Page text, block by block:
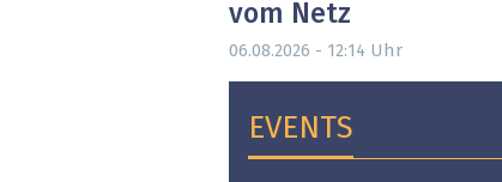
vom Netz
06.08.2026 - 12:14 Uhr
EVENTS